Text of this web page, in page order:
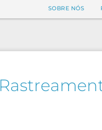
SOBRE NÓS